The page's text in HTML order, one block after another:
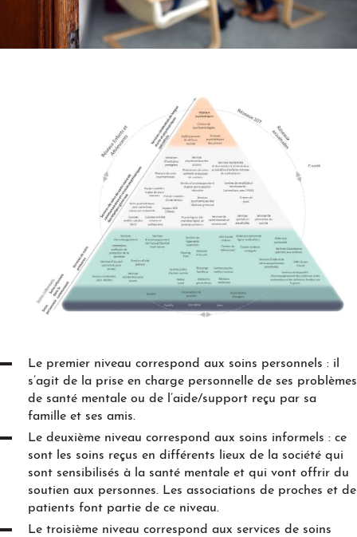
Le premier niveau correspond aux soins personnels : il
s’agit de la prise en charge personnelle de ses problèmes
de santé mentale ou de l’aide/support reçu par sa
famille et ses amis.
Le deuxième niveau correspond aux soins informels : ce
sont les soins reçus en différents lieux de la société qui
sont sensibilisés à la santé mentale et qui vont offrir du
soutien aux personnes. Les associations de proches et de
patients font partie de ce niveau.
Le troisième niveau correspond aux services de soins